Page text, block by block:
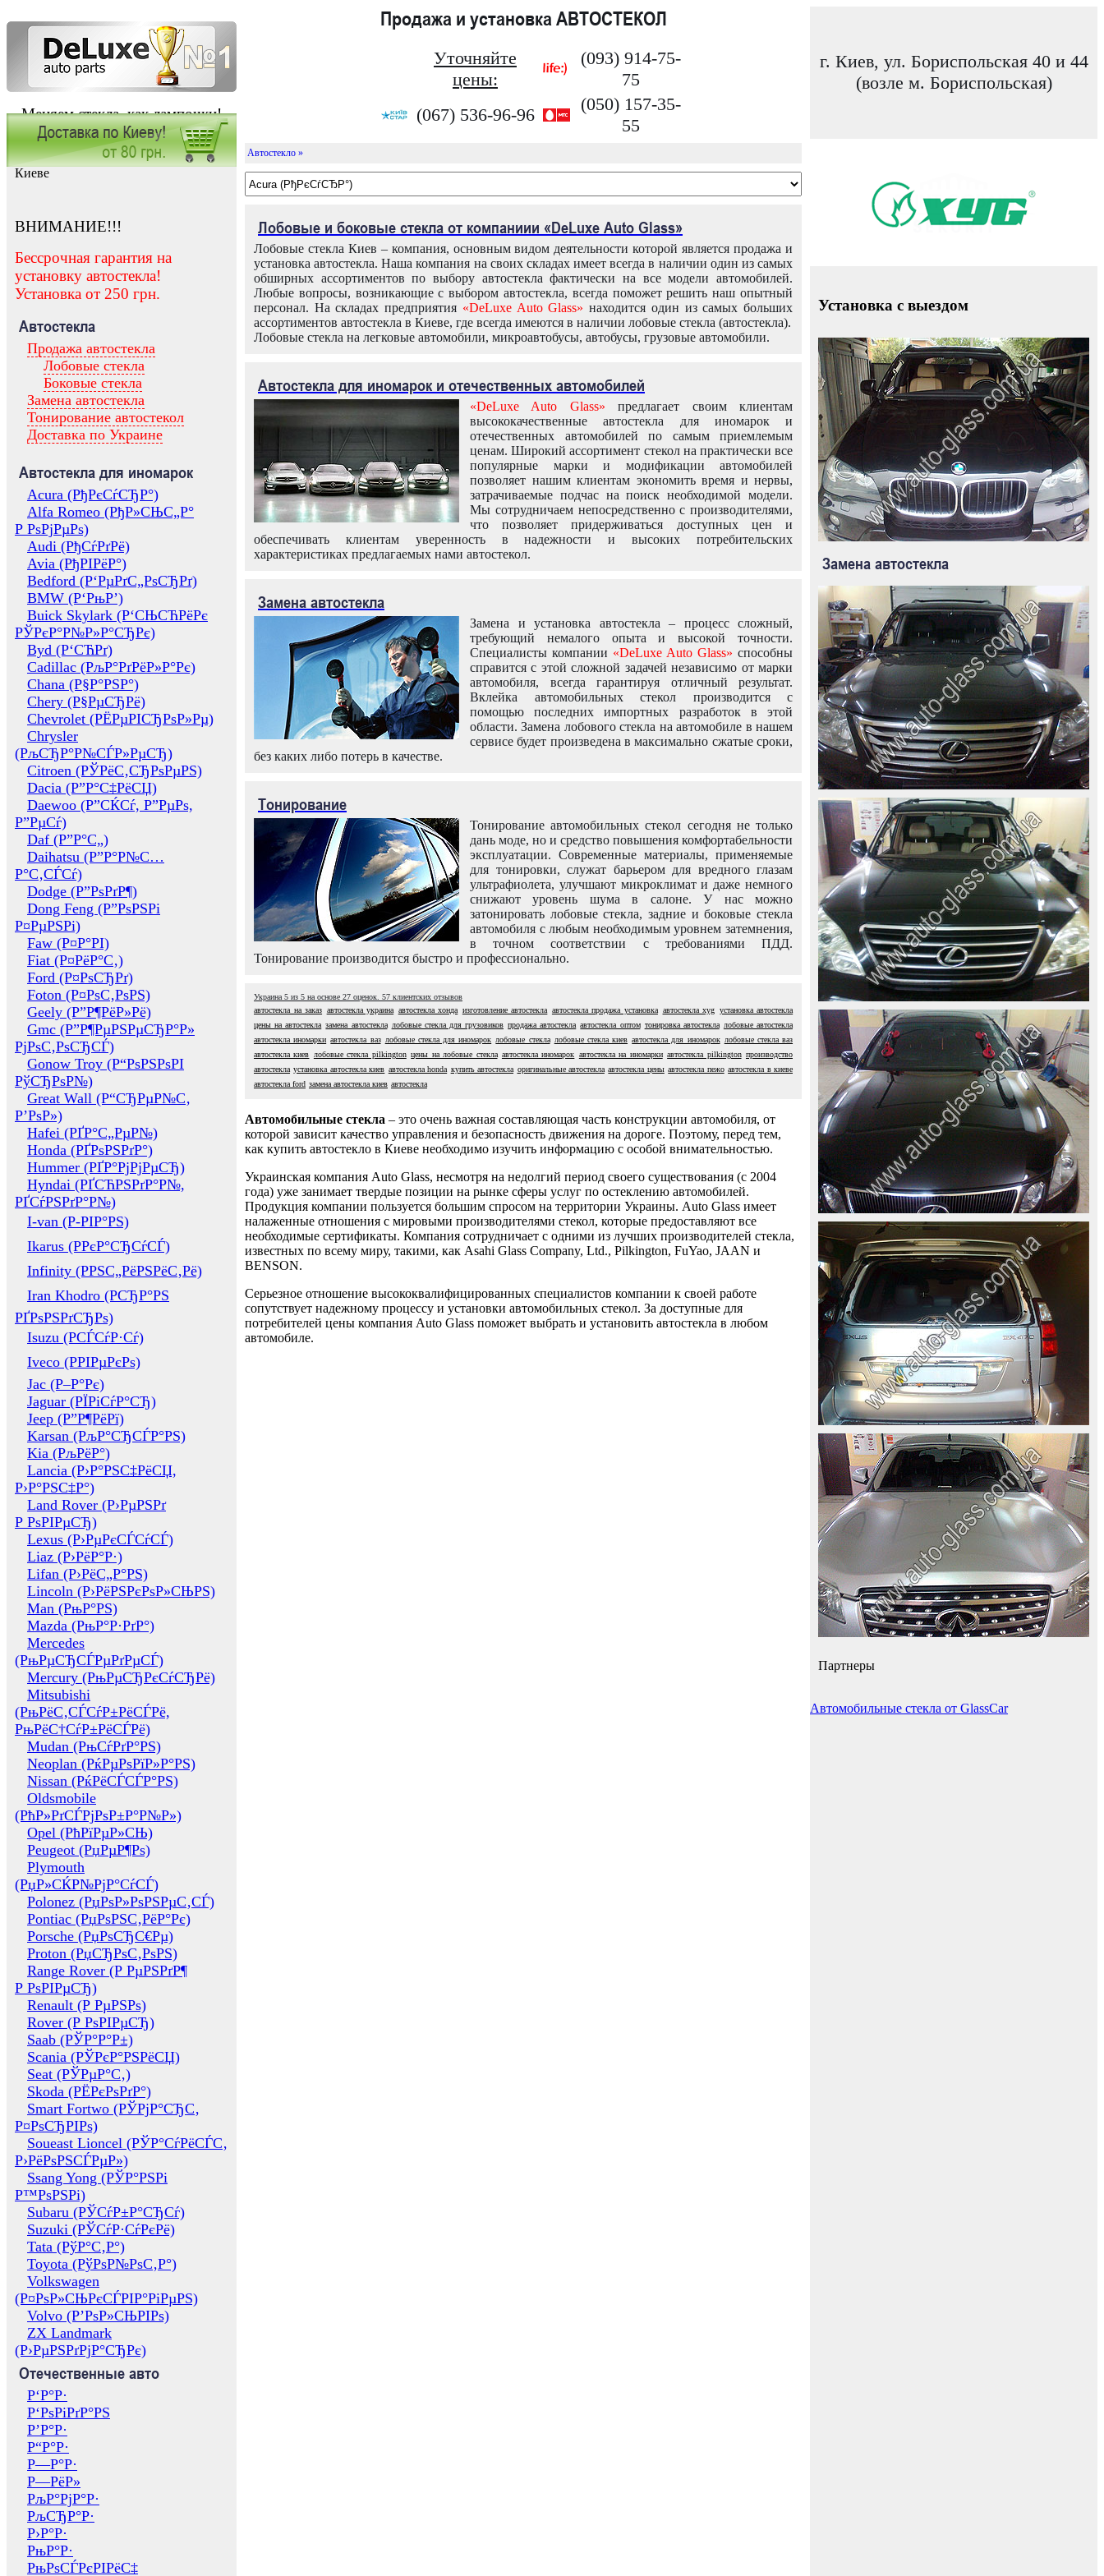
Меняем стекла, как лампочки!
Продажа и установка АВТОСТЕКОЛ
Уточняйте
цены:
(093) 914-75-
75
(067) 536-96-96
(050) 157-35-
55
г. Киев, ул. Бориспольская 40 и 44
(возле м. Бориспольская)
Заказать установку автостекла в
Киеве
ВНИМАНИЕ!!!
Бессрочная гарантия на
установку автостекла!
Установка от 250 грн.
Автостекла
Продажа автостекла
Лобовые стекла
Боковые стекла
Замена автостекла
Тонирование автостекол
Доставка по Украине
Автостекла для иномарок
Acura (РђРєСѓСЂР°)
Alfa Romeo (РђР»СЊС„Р°
Р РѕРјРµРѕ)
Audi (РђСѓРґРё)
Avia (РђРІРёР°)
Bedford (Р‘РµРґС„РѕСЂРґ)
BMW (Р‘РњР’)
Buick Skylark (Р‘СЊСЋРёРє
РЎРєР°Р№Р»Р°СЂРє)
Byd (Р‘СЋРґ)
Cadillac (РљР°РґРёР»Р°Рє)
Chana (Р§Р°РЅР°)
Chery (Р§РµСЂРё)
Chevrolet (РЁРµРІСЂРѕР»Рµ)
Chrysler
(РљСЂР°Р№СЃР»РµСЂ)
Citroen (РЎРёС‚СЂРѕРµРЅ)
Dacia (Р”Р°С‡РёСЏ)
Daewoo (Р”СЌСѓ, Р”РµРѕ,
Р”РµСѓ)
Daf (Р”Р°С„)
Daihatsu (Р”Р°Р№С…
Р°С‚СЃСѓ)
Dodge (Р”РѕРґР¶)
Dong Feng (Р”РѕРЅРі
Р¤РµРЅРі)
Faw (Р¤Р°РІ)
Fiat (Р¤РёР°С‚)
Ford (Р¤РѕСЂРґ)
Foton (Р¤РѕС‚РѕРЅ)
Geely (Р”Р¶РёР»Рё)
Gmc (Р”Р¶РµРЅРµСЂР°Р»
РјРѕС‚РѕСЂСЃ)
Gonow Troy (Р“РѕРЅРѕРІ
РўСЂРѕР№)
Great Wall (Р“СЂРµР№С‚
Р’РѕР»)
Hafei (РҐР°С„РµР№)
Honda (РҐРѕРЅРґР°)
Hummer (РҐР°РјРјРµСЂ)
Hyndai (РҐСЋРЅРґР°Р№,
РҐСѓРЅРґР°Р№)
I-van (Р-РІР°РЅ)
Ikarus (РРєР°СЂСѓСЃ)
Infinity (РРЅС„РёРЅРёС‚Рё)
Iran Khodro (РСЂР°РЅ
РҐРѕРЅРґСЂРѕ)
Isuzu (РСЃСѓР·Сѓ)
Iveco (РРІРµРєРѕ)
Jac (Р–Р°Рє)
Jaguar (РЇРіСѓР°СЂ)
Jeep (Р”Р¶РёРї)
Karsan (РљР°СЂСЃР°РЅ)
Kia (РљРёР°)
Lancia (Р›Р°РЅС‡РёСЏ,
Р›Р°РЅС‡Р°)
Land Rover (Р›РµРЅРґ
Р РѕРІРµСЂ)
Lexus (Р›РµРєСЃСѓСЃ)
Liaz (Р›РёР°Р·)
Lifan (Р›РёС„Р°РЅ)
Lincoln (Р›РёРЅРєРѕР»СЊРЅ)
Man (РњР°РЅ)
Mazda (РњР°Р·РґР°)
Mercedes
(РњРµСЂСЃРµРґРµСЃ)
Mercury (РњРµСЂРєСѓСЂРё)
Mitsubishi
(РњРёС‚СЃСѓР±РёСЃРё,
РњРёС†СѓР±РёСЃРё)
Mudan (РњСѓРґР°РЅ)
Neoplan (РќРµРѕРїР»Р°РЅ)
Nissan (РќРёСЃСЃР°РЅ)
Oldsmobile
(РћР»РґСЃРјРѕР±Р°Р№Р»)
Opel (РћРїРµР»СЊ)
Peugeot (РџРµР¶Рѕ)
Plymouth
(РџР»СЌР№РјР°СѓСЃ)
Polonez (РџРѕР»РѕРЅРµС‚СЃ)
Pontiac (РџРѕРЅС‚РёР°Рє)
Porsche (РџРѕСЂС€Рµ)
Proton (РџСЂРѕС‚РѕРЅ)
Range Rover (Р РµРЅРґР¶
Р РѕРІРµСЂ)
Renault (Р РµРЅРѕ)
Rover (Р РѕРІРµСЂ)
Saab (РЎР°Р°Р±)
Scania (РЎРєР°РЅРёСЏ)
Seat (РЎРµР°С‚)
Skoda (РЁРєРѕРґР°)
Smart Fortwo (РЎРјР°СЂС‚
Р¤РѕСЂРІРѕ)
Soueast Lioncel (РЎР°СѓРёСЃС‚
Р›РёРѕРЅСЃРµР»)
Ssang Yong (РЎР°РЅРі
Р™РѕРЅРі)
Subaru (РЎСѓР±Р°СЂСѓ)
Suzuki (РЎСѓР·СѓРєРё)
Tata (РўР°С‚Р°)
Toyota (РўРѕР№РѕС‚Р°)
Volkswagen
(Р¤РѕР»СЊРєСЃРІР°РіРµРЅ)
Volvo (Р’РѕР»СЊРІРѕ)
ZX Landmark
(Р›РµРЅРґРјР°СЂРє)
Отечественные авто
Р‘Р°Р·
Р‘РѕРіРґР°РЅ
Р’Р°Р·
Р“Р°Р·
Р—Р°Р·
Р—РёР»
РљР°РјР°Р·
РљСЂР°Р·
Р›Р°Р·
РњР°Р·
РњРѕСЃРєРІРёС‡
Автостекло »
Лобовые и боковые стекла от компаниии «DeLuxe Auto Glass»
Лобовые стекла Киев – компания, основным видом деятельности которой является продажа и
установка автостекла. Наша компания на своих складах имеет всегда в наличии один из самых
обширных ассортиментов по выбору автостекла фактически на все модели автомобилей.
Любые вопросы, возникающие с выбором автостекла, всегда поможет решить наш опытный
персонал. На складах предприятия «DeLuxe Auto Glass» находится один из самых больших
ассортиментов автостекла в Киеве, где всегда имеются в наличии лобовые стекла (автостекла).
Лобовые стекла на легковые автомобили, микроавтобусы, автобусы, грузовые автомобили.
Автостекла для иномарок и отечественных автомобилей
«DeLuxe Auto Glass» предлагает своим клиентам
высококачественные автостекла для иномарок и
отечественных автомобилей по самым приемлемым
ценам. Широкий ассортимент стекол на практически все
популярные марки и модификации автомобилей
позволяет нашим клиентам экономить время и нервы,
затрачиваемые подчас на поиск необходимой модели.
Мы сотрудничаем непосредственно с производителями,
что позволяет придерживаться доступных цен и
обеспечивать клиентам уверенность в надежности и высоких потребительских
характеристиках предлагаемых нами автостекол.
Замена автостекла
Замена и установка автостекла – процесс сложный,
требующий немалого опыта и высокой точности.
Специалисты компании «DeLuxe Auto Glass» способны
справится с этой сложной задачей независимо от марки
автомобиля, всегда гарантируя отличный результат.
Вклейка автомобильных стекол производится с
помощью последних импортных разработок в этой
области. Замена лобового стекла на автомобиле в нашем
сервисе будет произведена в максимально сжатые сроки,
без каких либо потерь в качестве.
Тонирование
Тонирование автомобильных стекол сегодня не только
дань моде, но и средство повышения комфортабельности
эксплуатации. Современные материалы, применяемые
для тонировки, служат барьером для вредного глазам
ультрафиолета, улучшают микроклимат и даже немного
снижают уровень шума в салоне. У нас можно
затонировать лобовые стекла, задние и боковые стекла
автомобиля с любым необходимым уровнем затемнения,
в точном соответствии с требованиями ПДД.
Тонирование производится быстро и профессионально.
Украина 5 из 5 на основе 27 оценок. 57 клиентских отзывов
автостекла на заказ автостекла украина автостекла хонда изготовление автостекла автостекла продажа установка автостекла xyg установка автостекла
цены на автостекла замена автостекла лобовые стекла для грузовиков продажа автостекла автостекла оптом тонировка автостекла лобовые автостекла
автостекла иномарки автостекла ваз лобовые стекла для иномарок лобовые стекла лобовые стекла киев автостекла для иномарок лобовые стекла ваз
автостекла киев
лобовые стекла pilkington цены на лобовые стекла автостекла иномарок автостекла на иномарки автостекла pilkington производство
автостекла установка автостекла киев автостекла honda купить автостекла оригинальные автостекла автостекла цены автостекла пежо автостекла в киеве
автостекла ford замена автостекла киев автостекла
Автомобильные стекла – это очень важная составляющая часть конструкции автомобиля, от
которой зависит качество управления и безопасность движения на дороге. Поэтому, перед тем,
как купить автостекло в Киеве необходимо изучить информацию с особой внимательностью.
Украинская компания Auto Glass, несмотря на недолгий период своего существования (с 2004
года) уже занимает твердые позиции на рынке сферы услуг по остеклению автомобилей.
Продукция компании пользуется большим спросом на территории Украины. Auto Glass имеет
налаженные отношения с мировыми производителями стекол, которые предоставляют все
необходимые сертификаты. Компания сотрудничает с одними из лучших производителей стекла,
известных по всему миру, такими, как Asahi Glass Company, Ltd., Pilkington, FuYao, JAAN и
BENSON.
Серьезное отношение высококвалифицированных специалистов компании к своей работе
сопутствует надежному процессу и установки автомобильных стекол. За доступные для
потребителей цены компания Auto Glass поможет выбрать и установить автостекла в любом
автомобиле.
Установка с выездом
Замена автостекла
Партнеры
Автомобильные стекла от GlassCar